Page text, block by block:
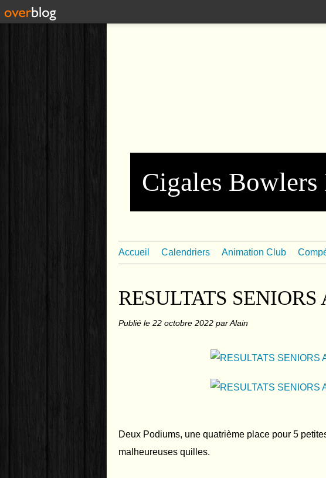
Cigales Bowlers
Accueil Calendriers Animation Club
RESULTATS
Publié le 22 octobre 2022 par Alain
Deux Podiums, une quatrième place pour 5
malheureuses quilles.